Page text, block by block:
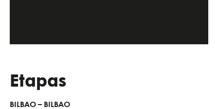
Etapas
BILBAO – BILBAO